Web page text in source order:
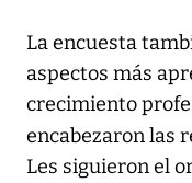
La encuesta
aspectos más
crecimiento
encabezaron las
Les siguieron el